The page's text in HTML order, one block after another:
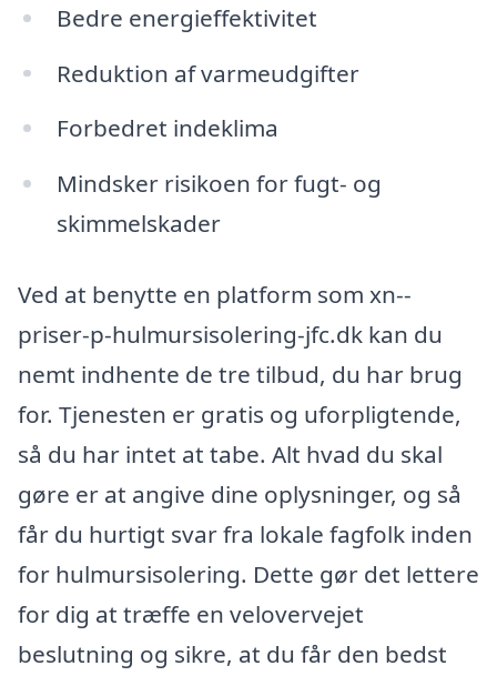
Bedre energieffektivitet
Reduktion af varmeudgifter
Forbedret indeklima
Mindsker risikoen for fugt- og
skimmelskader
Ved at benytte en platform som xn--
priser-p-hulmursisolering-jfc.dk kan du
nemt indhente de tre tilbud, du har brug
for. Tjenesten er gratis og uforpligtende,
så du har intet at tabe. Alt hvad du skal
gøre er at angive dine oplysninger, og så
får du hurtigt svar fra lokale fagfolk inden
for hulmursisolering. Dette gør det lettere
for dig at træffe en velovervejet
beslutning og sikre, at du får den bedst